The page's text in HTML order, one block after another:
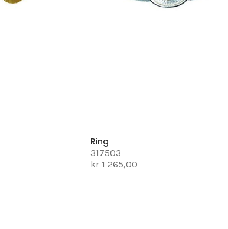
Ring
317503
kr 1 265,00